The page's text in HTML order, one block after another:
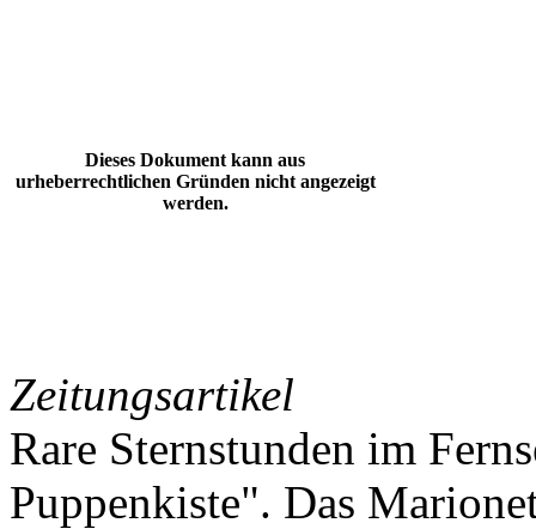
Dieses Dokument kann aus
urheberrechtlichen Gründen nicht angezeigt
werden.
Zeitungsartikel
Rare Sternstunden im
Puppenkiste". Das